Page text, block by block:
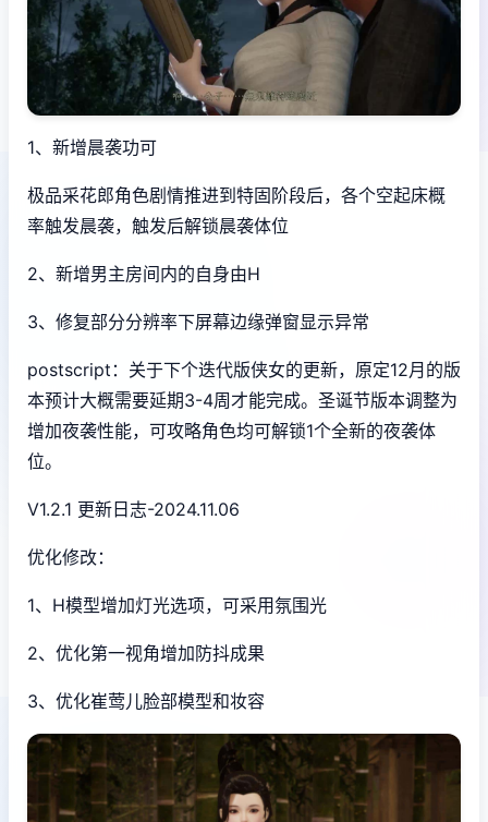
1、新增晨袭功可
极品采花郎角色剧情推进到特固阶段后，各个空起床概
率触发晨袭，触发后解锁晨袭体位
2、新增男主房间内的自身由H
3、修复部分分辨率下屏幕边缘弹窗显示异常
postscript：关于下个迭代版侠女的更新，原定12月的版
本预计大概需要延期3-4周才能完成。圣诞节版本调整为
增加夜袭性能，可攻略角色均可解锁1个全新的夜袭体
位。
V1.2.1 更新日志-2024.11.06
优化修改：
1、H模型增加灯光选项，可采用氛围光
2、优化第一视角增加防抖成果
3、优化崔莺儿脸部模型和妆容